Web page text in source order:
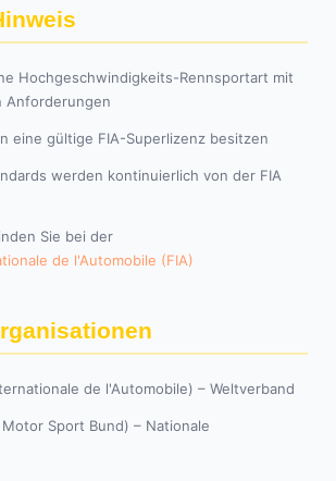
Hochgeschwindigkeits-Rennsportart mit
Anforderungen
eine gültige FIA-Superlizenz besitzen
werden kontinuierlich von der FIA
Sie bei der
de l'Automobile (FIA)
de l'Automobile) – Weltverband
Sport Bund) – Nationale